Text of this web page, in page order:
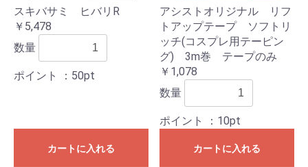
スキバサミ ヒバリR
￥5,478
数量
ポイント ：50pt
カートに入れる
アシストオリジナル リフ
トアップテープ ソフトリ
ッチ(コスプレ用テーピン
グ) 3m巻 テープのみ
￥1,078
数量
ポイント ：10pt
カートに入れる